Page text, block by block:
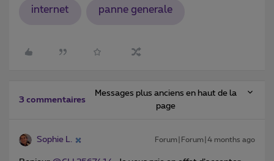
internet panne generale
3 commentaires
Messages plus anciens en haut de la
page
Sophie L. Forum|Forum|4 months ago